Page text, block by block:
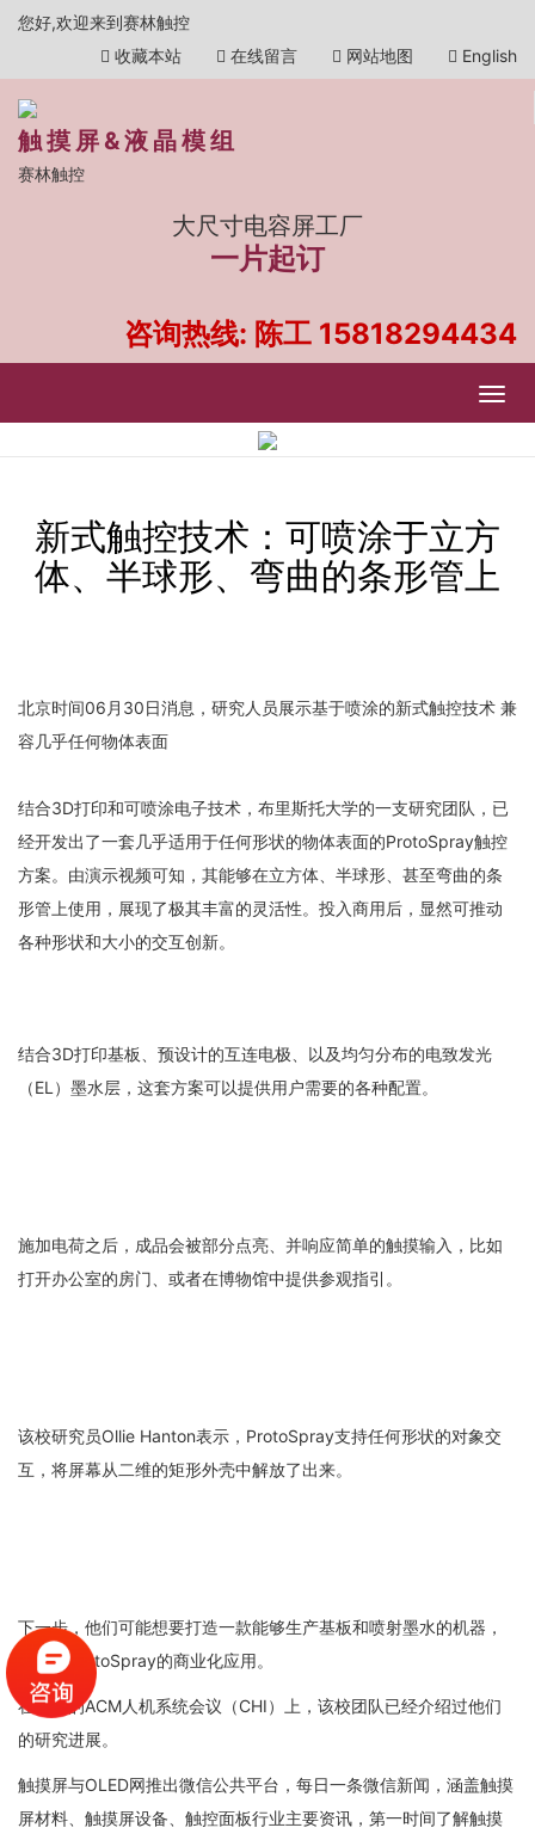
您好,欢迎来到赛林触控
收藏本站
在线留言 网站地图 English
触摸屏&液晶模组
赛林触控
大尺寸电容屏工厂
一片起订
咨询热线: 陈工 15818294434
新式触控技术：可喷涂于立方
体、半球形、弯曲的条形管上
北京时间06月30日消息，研究人员展示基于喷涂的新式触控技术 兼
容几乎任何物体表面
结合3D打印和可喷涂电子技术，布里斯托大学的一支研究团队，已
经开发出了一套几乎适用于任何形状的物体表面的ProtoSpray触控
方案。由演示视频可知，其能够在立方体、半球形、甚至弯曲的条
形管上使用，展现了极其丰富的灵活性。投入商用后，显然可推动
各种形状和大小的交互创新。
结合3D打印基板、预设计的互连电极、以及均匀分布的电致发光
（EL）墨水层，这套方案可以提供用户需要的各种配置。
施加电荷之后，成品会被部分点亮、并响应简单的触摸输入，比如
打开办公室的房门、或者在博物馆中提供参观指引。
该校研究员Ollie Hanton表示，ProtoSpray支持任何形状的对象交
互，将屏幕从二维的矩形外壳中解放了出来。
下一步，他们可能想要打造一款能够生产基板和喷射墨水的机器，
以加速ProtoSpray的商业化应用。
在近日的ACM人机系统会议（CHI）上，该校团队已经介绍过他们
的研究进展。
触摸屏与OLED网推出微信公共平台，每日一条微信新闻，涵盖触摸
屏材料、触摸屏设备、触控面板行业主要资讯，第一时间了解触摸